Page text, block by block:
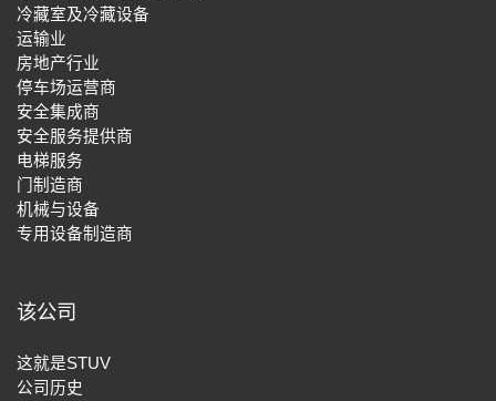
冷藏室及冷藏设备
运输业
房地产行业
停车场运营商
安全集成商
安全服务提供商
电梯服务
门制造商
机械与设备
专用设备制造商
该公司
这就是STUV
公司历史